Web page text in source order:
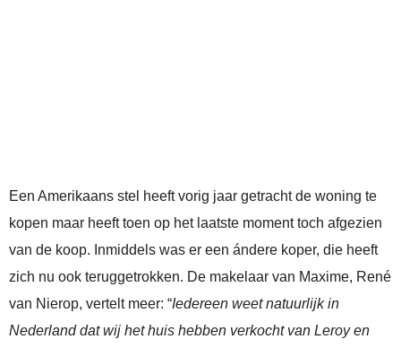
Een Amerikaans stel heeft vorig jaar getracht de woning te
kopen maar heeft toen op het laatste moment toch afgezien
van de koop. Inmiddels was er een ándere koper, die heeft
zich nu ook teruggetrokken. De makelaar van Maxime, René
van Nierop, vertelt meer: “Iedereen weet natuurlijk in
Nederland dat wij het huis hebben verkocht van Leroy en